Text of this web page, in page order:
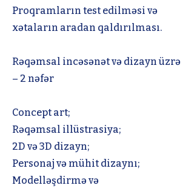
Proqramların test edilməsi və
xətaların aradan qaldırılması.
Rəqəmsal incəsənət və dizayn üzrə
– 2 nəfər
Concept art;
Rəqəmsal illüstrasiya;
2D və 3D dizayn;
Personaj və mühit dizaynı;
Modelləşdirmə və